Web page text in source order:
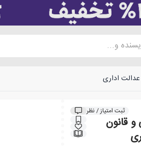
و...
اداری
ثبت امتیاز / نظر
قانون